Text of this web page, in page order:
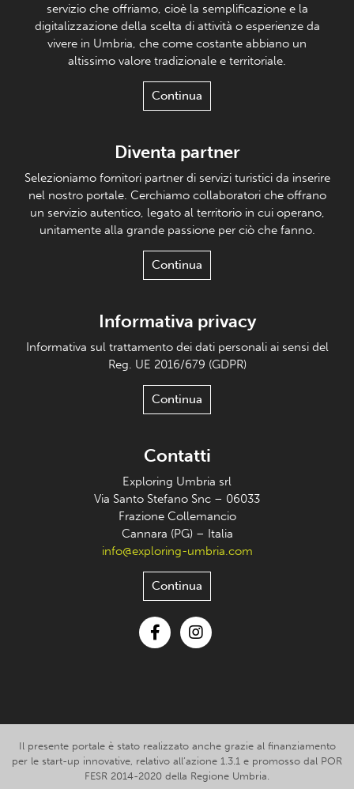
servizio che offriamo, cioè la semplificazione e la
digitalizzazione della scelta di attività o esperienze da
vivere in Umbria, che come costante abbiano un
altissimo valore tradizionale e territoriale.
Continua
Diventa partner
Selezioniamo fornitori partner di servizi turistici da inserire
nel nostro portale. Cerchiamo collaboratori che offrano
un servizio autentico, legato al territorio in cui operano,
unitamente alla grande passione per ciò che fanno.
Continua
Informativa privacy
Informativa sul trattamento dei dati personali ai sensi del
Reg. UE 2016/679 (GDPR)
Continua
Contatti
Exploring Umbria srl
Via Santo Stefano Snc – 06033
Frazione Collemancio
Cannara (PG) – Italia
info@exploring-umbria.com
Continua
Il presente portale è stato realizzato anche grazie al finanziamento
per le start-up innovative, relativo all’azione 1.3.1 e promosso dal POR
FESR 2014-2020 della Regione Umbria.